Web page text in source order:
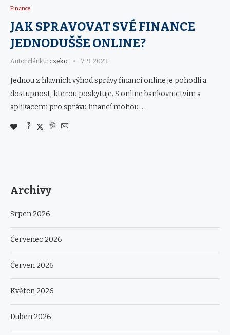
Finance
JAK SPRAVOVAT SVÉ FINANCE
JEDNODUŠŠE ONLINE?
Autor článku: czeko 7. 9. 2023
Jednou z hlavních výhod správy financí online je pohodlí a
dostupnost, kterou poskytuje. S online bankovnictvím a
aplikacemi pro správu financí mohou …
Archivy
Srpen 2026
Červenec 2026
Červen 2026
Květen 2026
Duben 2026